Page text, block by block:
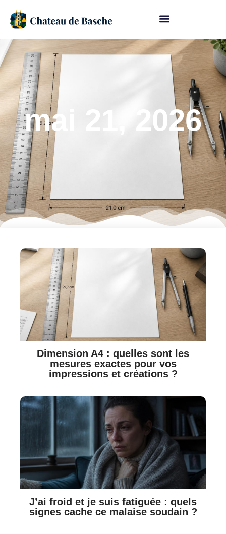
mai 21, 2026
Dimension A4 : quelles sont les
mesures exactes pour vos
impressions et créations ?
J’ai froid et je suis fatiguée : quels
signes cache ce malaise soudain ?